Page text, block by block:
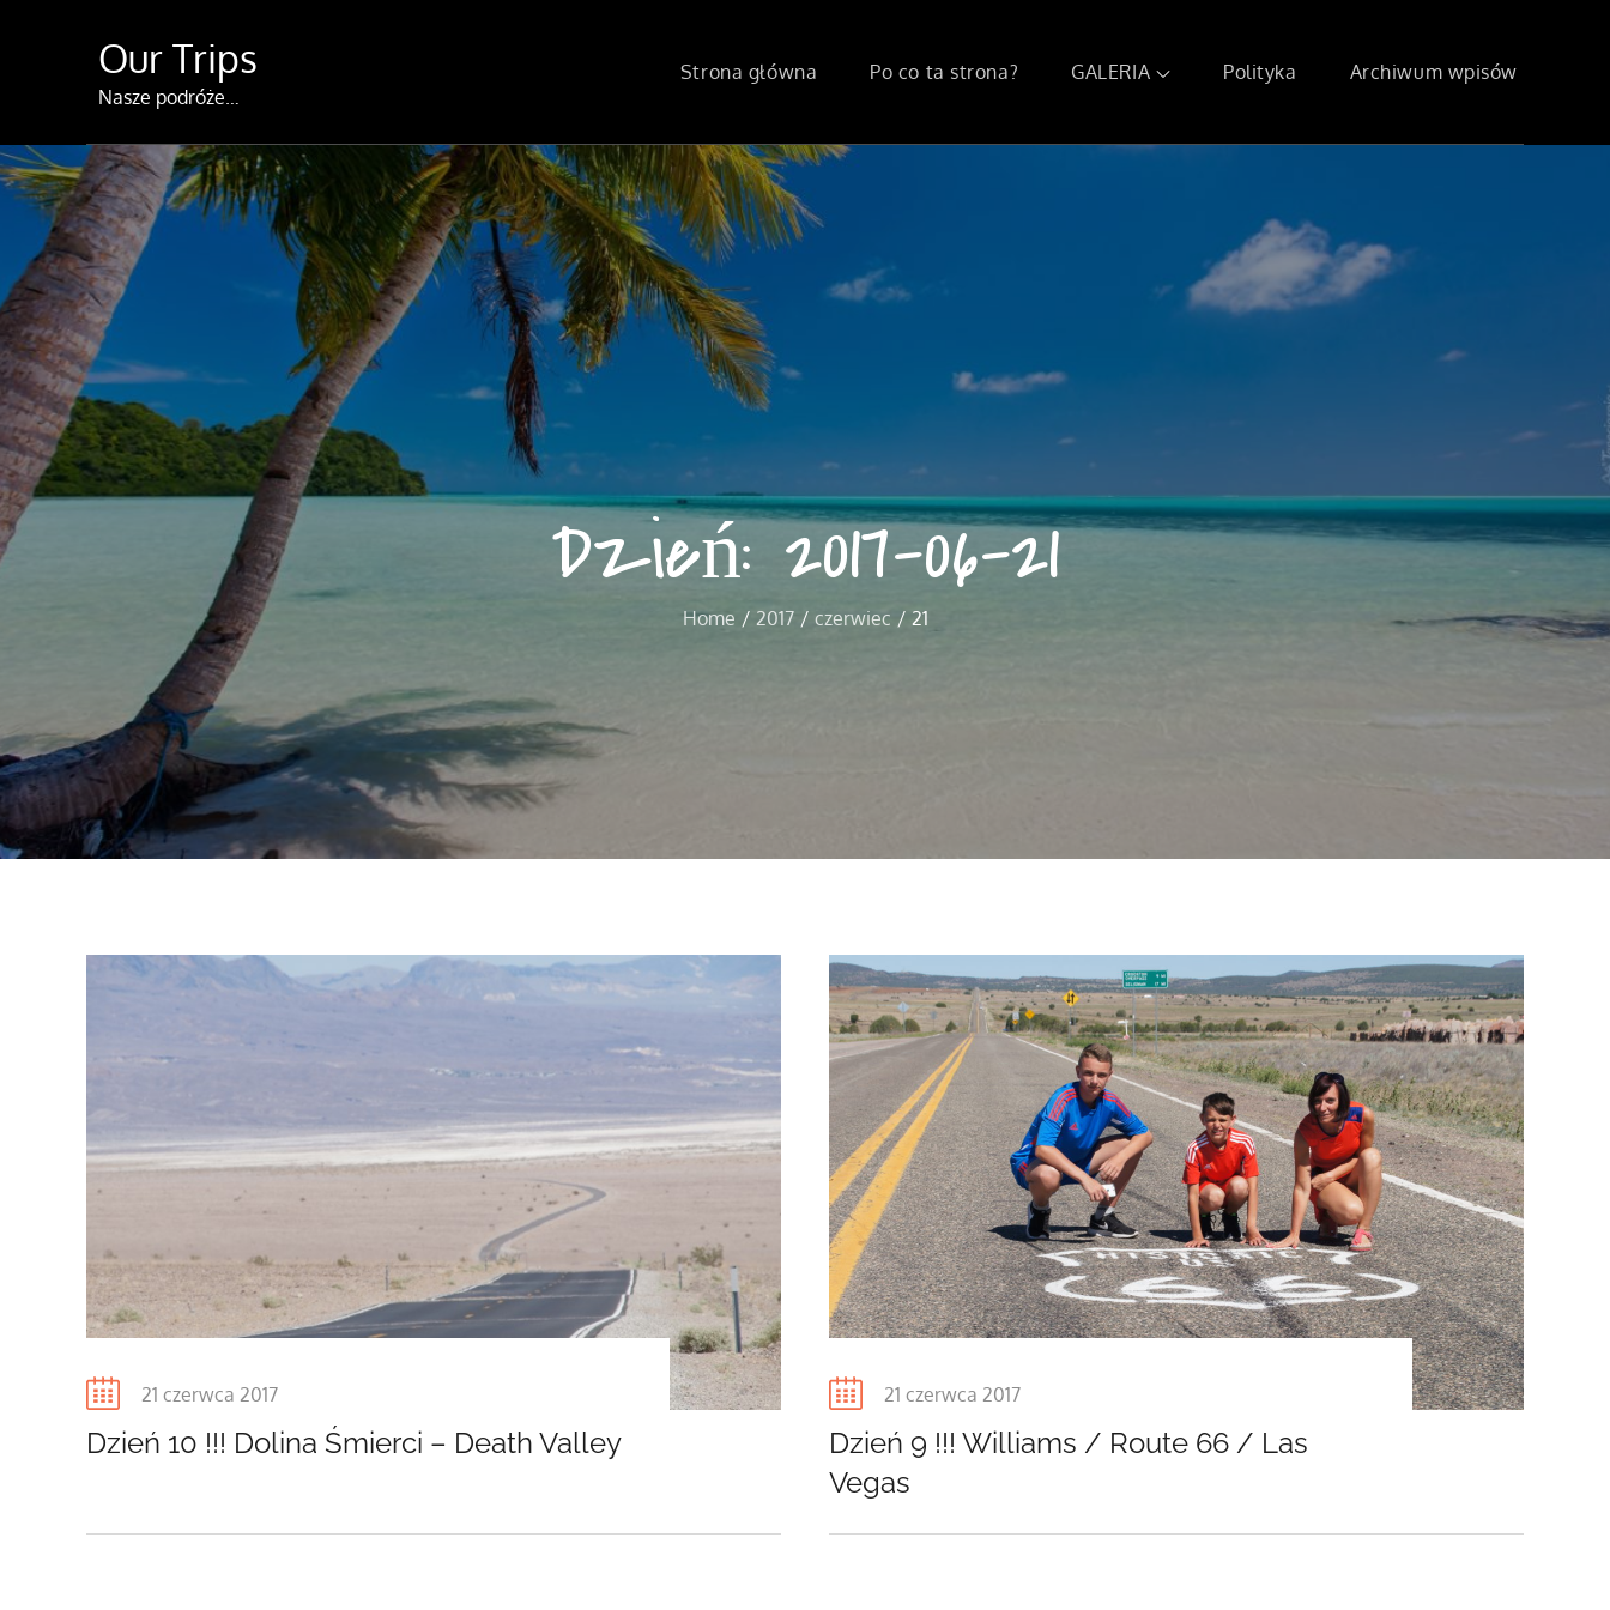
Our Trips
Nasze podróże…
Strona główna Po co ta strona? GALERIA Polityka Archiwum wpisów
Dzień:2017-06-21
Home 2017 czerwiec 21
Posted
21 czerwca 2017
Dzień 10 !!! Dolina Śmierci – Death Valley
Posted
21 czerwca 2017
Dzień 9 !!! Williams / Route 66 / Las
Vegas